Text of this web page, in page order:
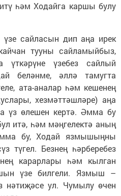
һәм Ходайга каршы булу
сайласын дип аңа ирек
тууны сайламыйбыз,
үткәрүне үзебез сайлый
беләнме, әллә тамугта
ата-аналар һәм кешенең
хезмәттәшләре) аңа
үз өлешен кертә. Әмма бу
итә, һәм мәңгелектә аның
бу, Ходай язмышыңны
түгел. Безнең һәрберебез
карарлары һәм кылган
үзе билгели. Язмыш –
нәтиҗәсе ул. Чумылу өчен